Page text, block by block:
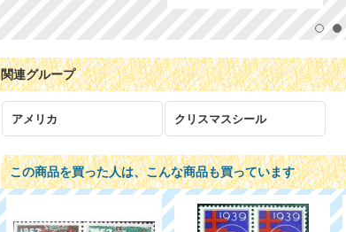
関連グループ
アメリカ クリスマスシール
この商品を買った人は、こんな商品も買っています